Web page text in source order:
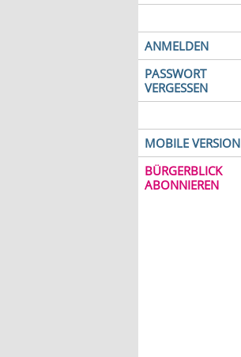
ANMELDEN
PASSWORT
VERGESSEN
MOBILE VERSION
BÜRGERBLICK
ABONNIEREN